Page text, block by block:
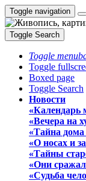
Toggle navigation
Toggle Search
Toggle
Toggle
Boxed page
Toggle Search
Новости
«Календарь
«Вечера на
«Тайна
«О носах и
«Тайны
«Они
«Судьба